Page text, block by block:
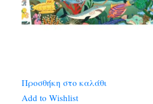
Προσθήκη στο καλάθι
Add to Wishlist